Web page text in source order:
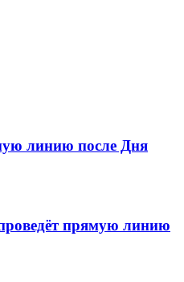
линию после Дня
прямую линию